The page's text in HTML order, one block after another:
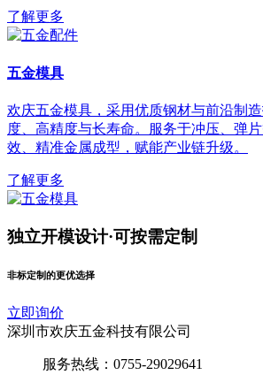
了解更多
五金模具
欢庆五金模具，采用优质钢材与前沿制
度、高精度与长寿命。服务于冲压、弹
效、精准金属成型，赋能产业链升级。
了解更多
独立开模设计·可按需定制
非标定制的更优选择
立即询价
深圳市欢庆五金科技有限公司
服务热线：0755-29029641